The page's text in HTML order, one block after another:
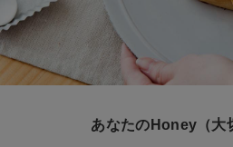
あなたのHoney（大